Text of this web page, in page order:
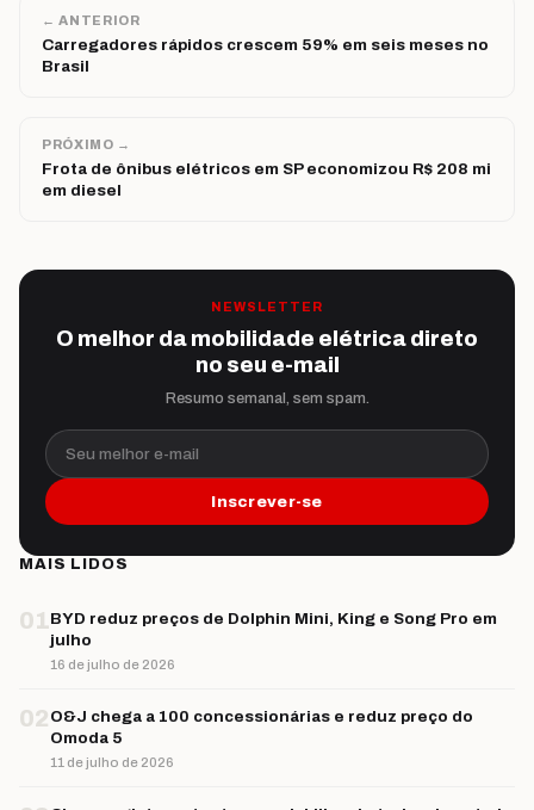
← ANTERIOR
Carregadores rápidos crescem 59% em seis meses no
Brasil
PRÓXIMO →
Frota de ônibus elétricos em SP economizou R$ 208 mi
em diesel
NEWSLETTER
O melhor da mobilidade elétrica direto
no seu e-mail
Resumo semanal, sem spam.
Seu melhor e-mail
Inscrever-se
MAIS LIDOS
01BYD reduz preços de Dolphin Mini, King e Song Pro em
julho
16 de julho de 2026
02 O&J chega a 100 concessionárias e reduz preço do
Omoda 5
11 de julho de 2026